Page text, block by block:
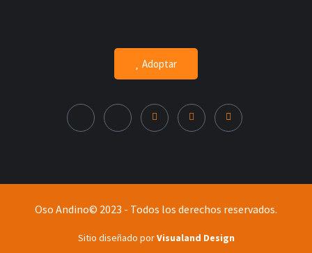
Adoptar
Oso Andino© 2023 - Todos los derechos reservados.
Sitio diseñado porVisualand Design